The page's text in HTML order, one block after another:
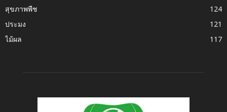
สุขภาพพืช
124
ประมง
121
ไม้ผล
117